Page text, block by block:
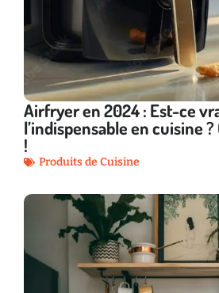
Airfryer en 2024 : Est-ce
l’indispensable en cuisine
!
Produits de Cuisine